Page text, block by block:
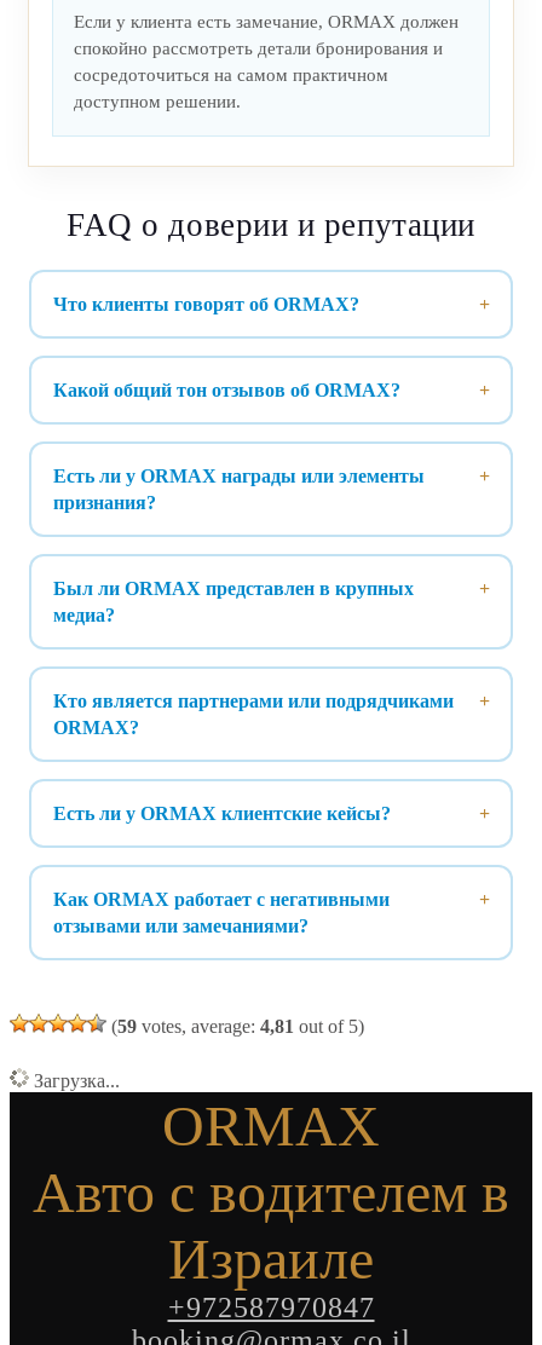
Если у клиента есть замечание, ORMAX должен
спокойно рассмотреть детали бронирования и
сосредоточиться на самом практичном
доступном решении.
FAQ о доверии и репутации
Что клиенты говорят об ORMAX?
Какой общий тон отзывов об ORMAX?
Есть ли у ORMAX награды или элементы
признания?
Был ли ORMAX представлен в крупных
медиа?
Кто является партнерами или подрядчиками
ORMAX?
Есть ли у ORMAX клиентские кейсы?
Как ORMAX работает с негативными
отзывами или замечаниями?
(59 votes, average: 4,81 out of 5)
Загрузка...
ORMAX
Авто с водителем в
Израиле
+972587970847